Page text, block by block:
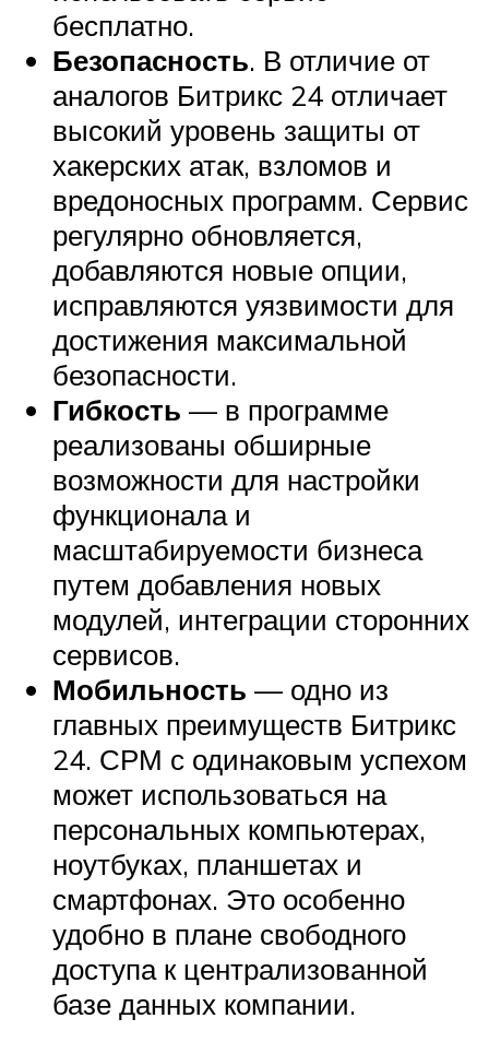
бесплатно.
Безопасность. В отличие от
аналогов Битрикс 24 отличает
высокий уровень защиты от
хакерских атак, взломов и
вредоносных программ. Сервис
регулярно обновляется,
добавляются новые опции,
исправляются уязвимости для
достижения максимальной
безопасности.
Гибкость — в программе
реализованы обширные
возможности для настройки
функционала и
масштабируемости бизнеса
путем добавления новых
модулей, интеграции сторонних
сервисов.
Мобильность — одно из
главных преимуществ Битрикс
24. СРМ с одинаковым успехом
может использоваться на
персональных компьютерах,
ноутбуках, планшетах и
смартфонах. Это особенно
удобно в плане свободного
доступа к централизованной
базе данных компании.